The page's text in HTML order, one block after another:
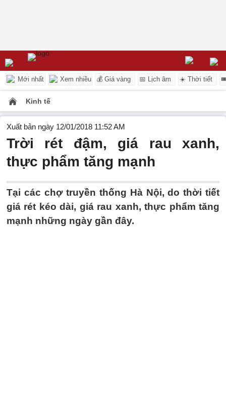
Mới nhất Xem nhiều 💰 Giá vàng 📅 Lịch âm ☀️ Thời tiết
Kinh tế
Xuất bản ngày 12/01/2018 11:52 AM
Trời rét đậm, giá rau xanh,
thực phẩm tăng mạnh
Tại các chợ truyền thống Hà Nội, do thời tiết
giá rét kéo dài, giá rau xanh, thực phẩm tăng
mạnh những ngày gần đây.